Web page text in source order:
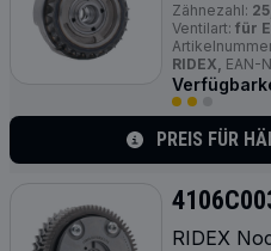
Zähnezahl:
Ventilart: für
RIDEX, EAN-
PREIS FÜR
RIDEX